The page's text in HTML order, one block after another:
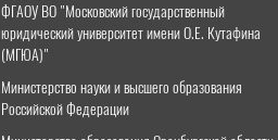
ФГАОУ ВО "Московский государственный
юридический университет имени О.Е. Кутафина
(МГЮА)"
Министерство науки и высшего образования
Российской Федерации